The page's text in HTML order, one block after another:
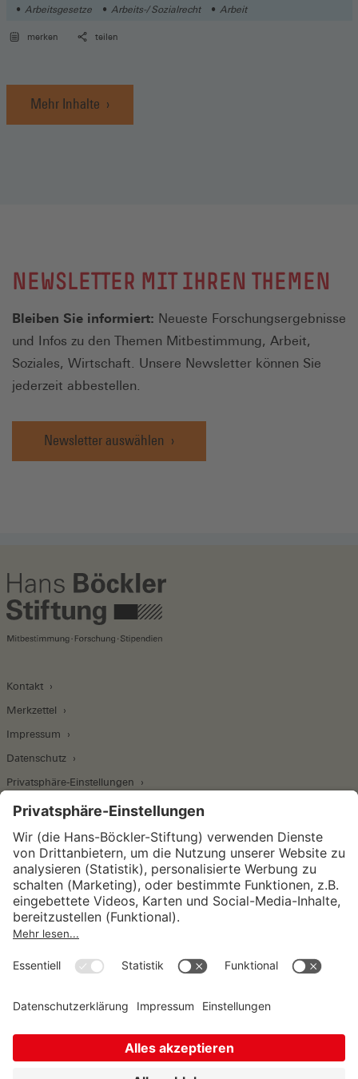
Arbeitsgesetze Arbeits-/ Sozialrecht Arbeit
merken teilen
Mehr Inhalte
NEWSLETTER MIT IHREN THEMEN
Bleiben Sie informiert: Neueste Forschungsergebnisse
und Infos zu den Themen Mitbestimmung, Arbeit,
Soziales, Wirtschaft. Unsere Newsletter können Sie
jederzeit abbestellen.
Newsletter auswählen
Kontakt
Merkzettel
Impressum
Datenschutz
Privatsphäre-Einstellungen
Wirtschafts- und Sozialwissenschaftliches Institut
Institut für Makroökonomie und
Konjunkturforschung
Unternehmensführung